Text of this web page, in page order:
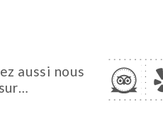
aussi nous